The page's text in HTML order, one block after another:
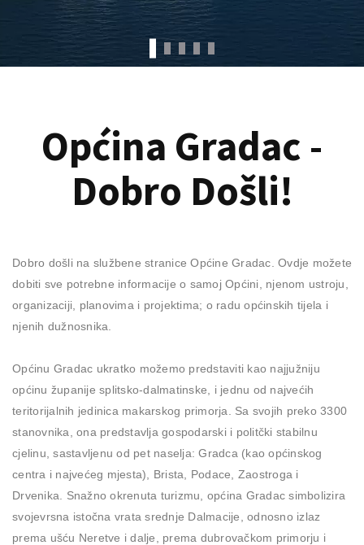
Općina Gradac -
Dobro Došli!
Dobro došli na službene stranice Općine Gradac. Ovdje možete
dobiti sve potrebne informacije o samoj Općini, njenom ustroju,
organizaciji, planovima i projektima; o radu općinskih tijela i
njenih dužnosnika.
Općinu Gradac ukratko možemo predstaviti kao najjužniju
općinu županije splitsko-dalmatinske, i jednu od najvećih
teritorijalnih jedinica makarskog primorja. Sa svojih preko 3300
stanovnika, ona predstavlja gospodarski i politčki stabilnu
cjelinu, sastavljenu od pet naselja: Gradca (kao općinskog
centra i najvećeg mjesta), Brista, Podace, Zaostroga i
Drvenika. Snažno okrenuta turizmu, općina Gradac simbolizira
svojevrsna istočna vrata srednje Dalmacije, odnosno izlaz
prema ušću Neretve i dalje, prema dubrovačkom primorju i